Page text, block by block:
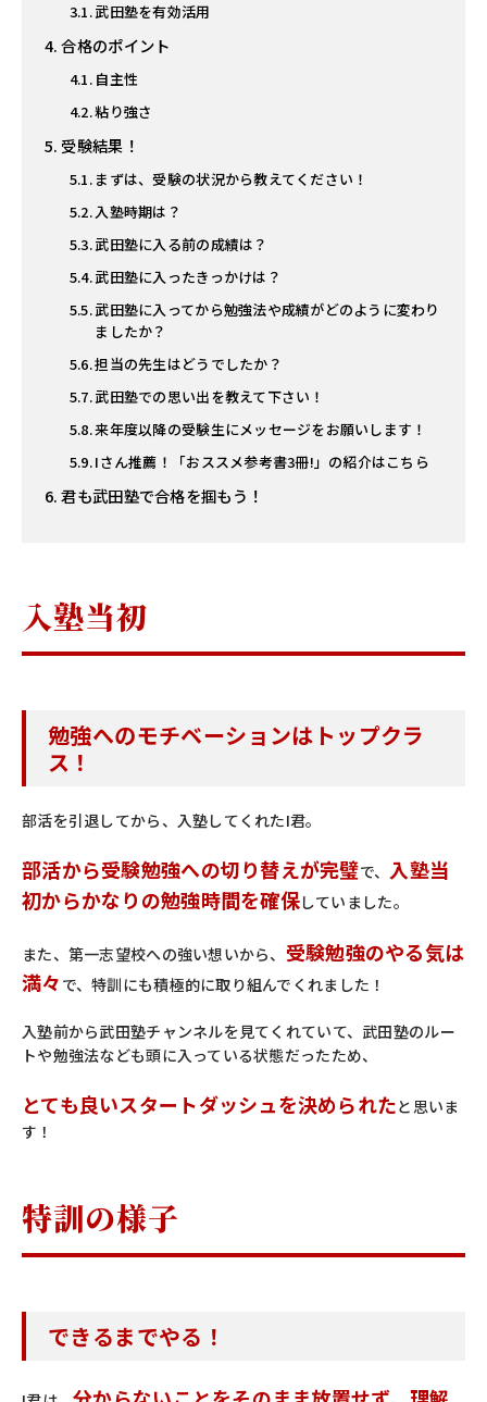
武田塾を有効活用
合格のポイント
自主性
粘り強さ
受験結果！
まずは、受験の状況から教えてください！
入塾時期は？
武田塾に入る前の成績は？
武田塾に入ったきっかけは？
武田塾に入ってから勉強法や成績がどのように変わり
ましたか？
担当の先生はどうでしたか？
武田塾での思い出を教えて下さい！
来年度以降の受験生にメッセージをお願いします！
Iさん推薦！「おススメ参考書3冊!」の紹介はこちら
君も武田塾で合格を掴もう！
入塾当初
勉強へのモチベーションはトップクラ
ス！
部活を引退してから、入塾してくれたI君。
部活から受験勉強への切り替えが完璧で、入塾当
初からかなりの勉強時間を確保していました。
また、第一志望校への強い想いから、 受験勉強のやる気は
満々 で、特訓にも積極的に取り組んでくれました！
入塾前から武田塾チャンネルを見てくれていて、武田塾のルー
トや勉強法なども頭に入っている状態だったため、
とても良いスタートダッシュを決められたと思いま
す！
特訓の様子
できるまでやる！